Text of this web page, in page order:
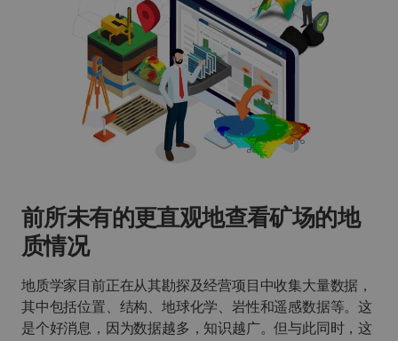
前所未有的更直观地查看矿场的地
质情况
地质学家目前正在从其勘探及经营项目中收集大量数据，
其中包括位置、结构、地球化学、岩性和遥感数据等。这
是个好消息，因为数据越多，知识越广。但与此同时，这